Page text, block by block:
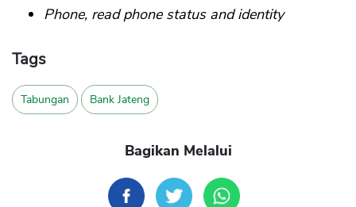
Phone, read phone status and identity
Tags
Tabungan Bank Jateng
Bagikan Melalui